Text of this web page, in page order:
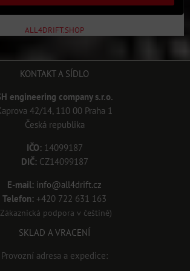
ALL4DRIFT.SHOP
KONTAKT A SÍDLO
engineering company s.r.o.
42/14, 110 00 Praha 1
Česká republika
IČO:14099187
DIČ:CZ14099187
E-mail: info@all4drift.cz
Telefon: +420 722 631 163
podpora v češtině)
SKLAD A VRACENÍ
Provozní adresa a expedice: